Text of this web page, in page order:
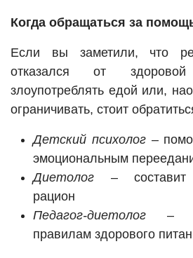
Когда обращаться за
Если вы заметили, что
отказался от
злоупотреблять едой или,
ограничивать, стоит
Детский психолог–
эмоциональным
Диетолог – составит
рацион
Педагог-диетолог –
правилам здорового